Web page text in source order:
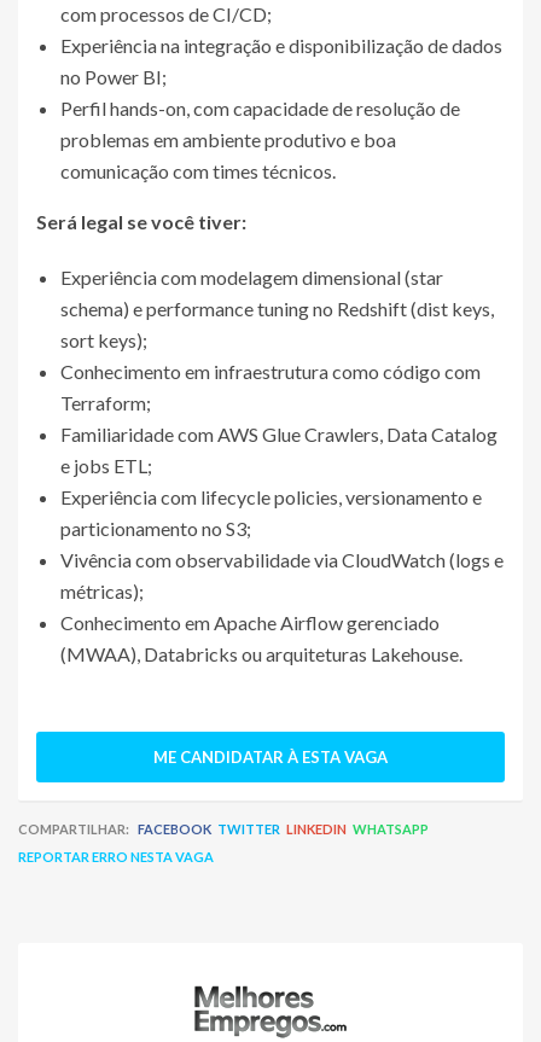
com processos de CI/CD;
Experiência na integração e disponibilização de dados
no Power BI;
Perfil hands-on, com capacidade de resolução de
problemas em ambiente produtivo e boa
comunicação com times técnicos.
Será legal se você tiver:
Experiência com modelagem dimensional (star
schema) e performance tuning no Redshift (dist keys,
sort keys);
Conhecimento em infraestrutura como código com
Terraform;
Familiaridade com AWS Glue Crawlers, Data Catalog
e jobs ETL;
Experiência com lifecycle policies, versionamento e
particionamento no S3;
Vivência com observabilidade via CloudWatch (logs e
métricas);
Conhecimento em Apache Airflow gerenciado
(MWAA), Databricks ou arquiteturas Lakehouse.
ME CANDIDATAR À ESTA VAGA
COMPARTILHAR: FACEBOOK TWITTER LINKEDIN WHATSAPP
REPORTAR ERRO NESTA VAGA